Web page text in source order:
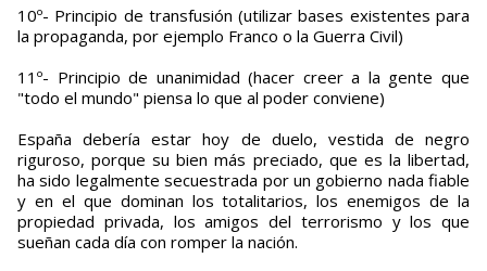
10º- Principio de transfusión (utilizar bases existentes para
la propaganda, por ejemplo Franco o la Guerra Civil)
11º- Principio de unanimidad (hacer creer a la gente que
"todo el mundo" piensa lo que al poder conviene)
España debería estar hoy de duelo, vestida de negro
riguroso, porque su bien más preciado, que es la libertad,
ha sido legalmente secuestrada por un gobierno nada fiable
y en el que dominan los totalitarios, los enemigos de la
propiedad privada, los amigos del terrorismo y los que
sueñan cada día con romper la nación.